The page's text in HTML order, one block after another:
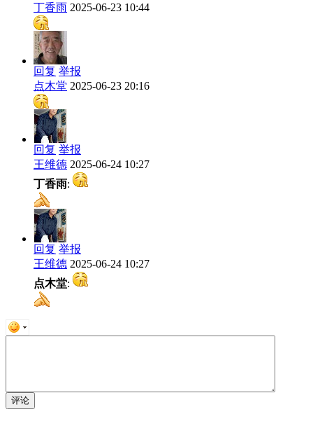
丁香雨 2025-06-23 10:44
回复 举报
点木堂 2025-06-23 20:16
回复 举报
王维德 2025-06-24 10:27
丁香雨:
回复 举报
王维德 2025-06-24 10:27
点木堂: